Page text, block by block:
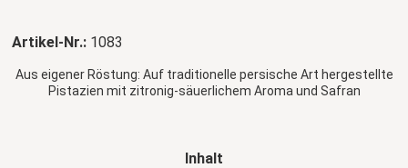
Artikel-Nr.: 1083
Aus eigener Röstung: Auf traditionelle persische Art hergestellte
Pistazien mit zitronig-säuerlichem Aroma und Safran
Inhalt